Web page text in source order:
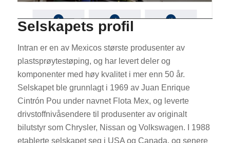
Selskapets profil
Intran er en av Mexicos største produsenter av
plastsprøytestøping, og har levert deler og
komponenter med høy kvalitet i mer enn 50 år.
Selskapet ble grunnlagt i 1969 av Juan Enrique
Cintrón Pou under navnet Flota Mex, og leverte
drivstoffnivåsendere til produsenter av originalt
bilutstyr som Chrysler, Nissan og Volkswagen. I 1988
etablerte selskapet seg i USA og Canada, og senere